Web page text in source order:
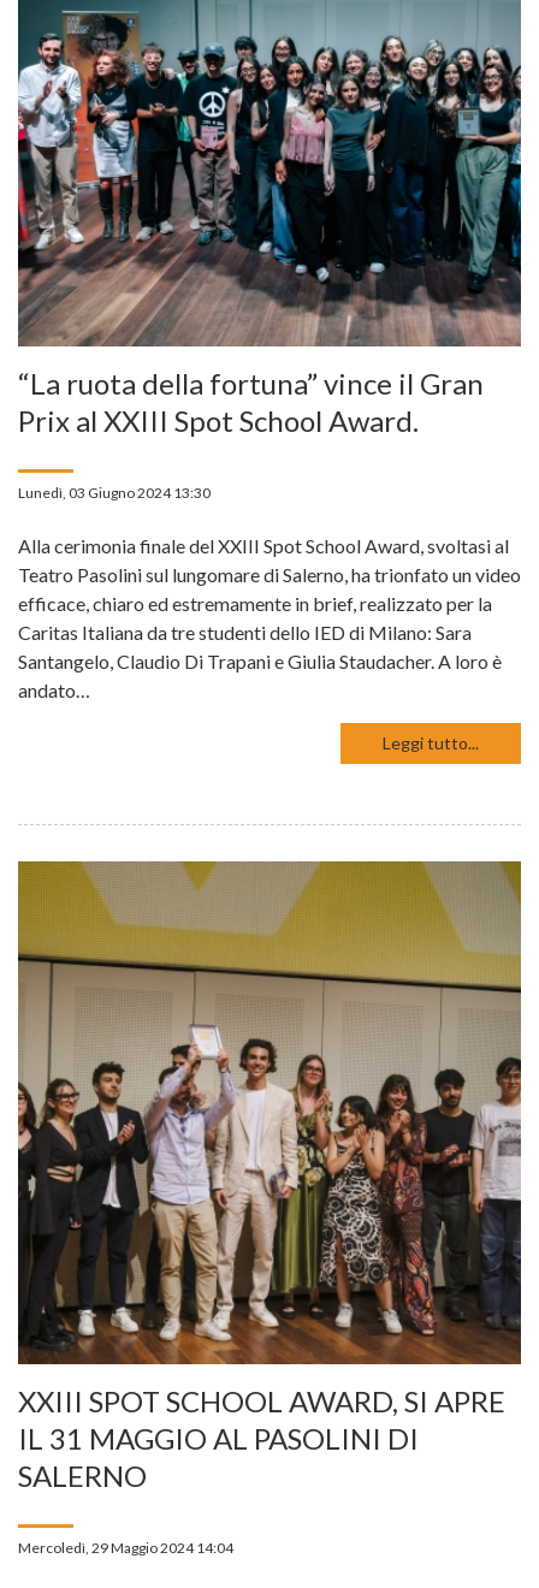
“La ruota della fortuna” vince il Gran
Prix al XXIII Spot School Award.
Lunedì, 03 Giugno 2024 13:30
Alla cerimonia finale del XXIII Spot School Award, svoltasi al
Teatro Pasolini sul lungomare di Salerno, ha trionfato un video
efficace, chiaro ed estremamente in brief, realizzato per la
Caritas Italiana da tre studenti dello IED di Milano: Sara
Santangelo, Claudio Di Trapani e Giulia Staudacher. A loro è
andato…
Leggi tutto...
XXIII SPOT SCHOOL AWARD, SI APRE
IL 31 MAGGIO AL PASOLINI DI
SALERNO
Mercoledì, 29 Maggio 2024 14:04